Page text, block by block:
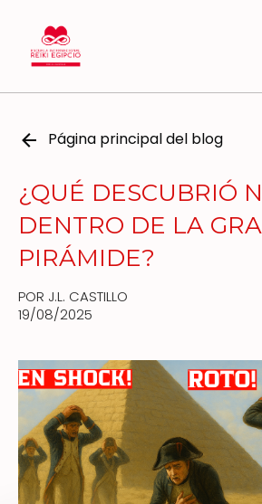
Página principal del blog
¿QUÉ DESCUBRIÓ
DENTRO DE LA
PIRÁMIDE?
POR J.L. CASTILLO
19/08/2025